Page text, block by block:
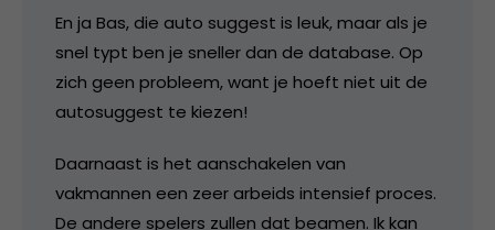
En ja Bas, die auto suggest is leuk, maar als je
snel typt ben je sneller dan de database. Op
zich geen probleem, want je hoeft niet uit de
autosuggest te kiezen!
Daarnaast is het aanschakelen van
vakmannen een zeer arbeids intensief proces.
De andere spelers zullen dat beamen. Ik kan